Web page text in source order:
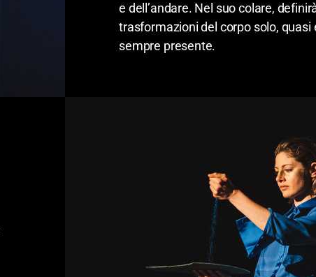
e dell’andare. Nel suo colare,
trasformazioni del corpo solo,
sempre presente.